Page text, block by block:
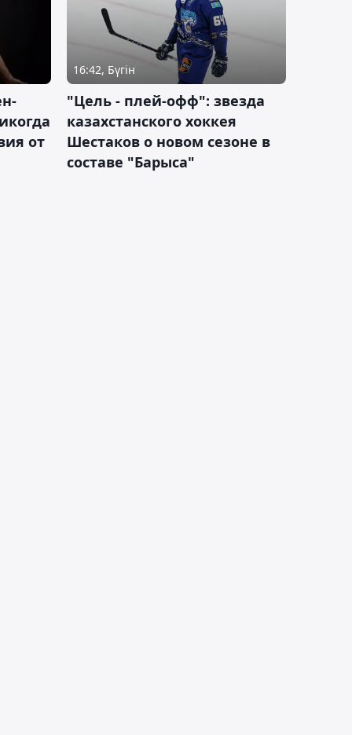
от
16:42, Бүгін
"Цель - плей-офф": звезда
казахстанского хоккея
Шестаков о новом сезоне в
составе "Барыса"